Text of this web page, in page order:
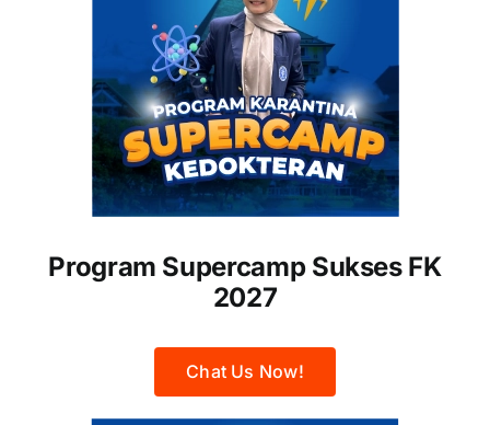
Program Supercamp Sukses FK
2027
Chat Us Now!